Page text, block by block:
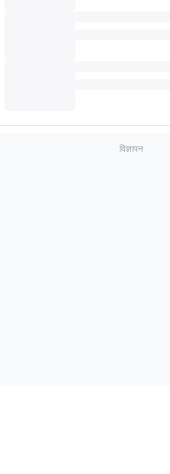
विज्ञापन